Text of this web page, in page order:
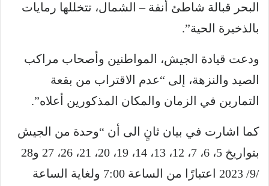
البحر قبالة شاطئ أنفة – الشمال، تتخللها رمايات
بالذخيرة الحية”.
ودعت قيادة الجيش، المواطنين وأصحاب مراكب
الصيد والنزهة، إلى “عدم الاقتراب من بقعة
التمارين في الزمان والمكان المذكورين أعلاه”.
كما اشارت في بيان ثانٍ الى أن “وحدة من الجيش
بتواريخ 5، 6، 7، 12، 13، 14، 19، 20، 21، 26، 27 و28
/9/ 2023 اعتبارًا من الساعة 7:00 ولغاية الساعة